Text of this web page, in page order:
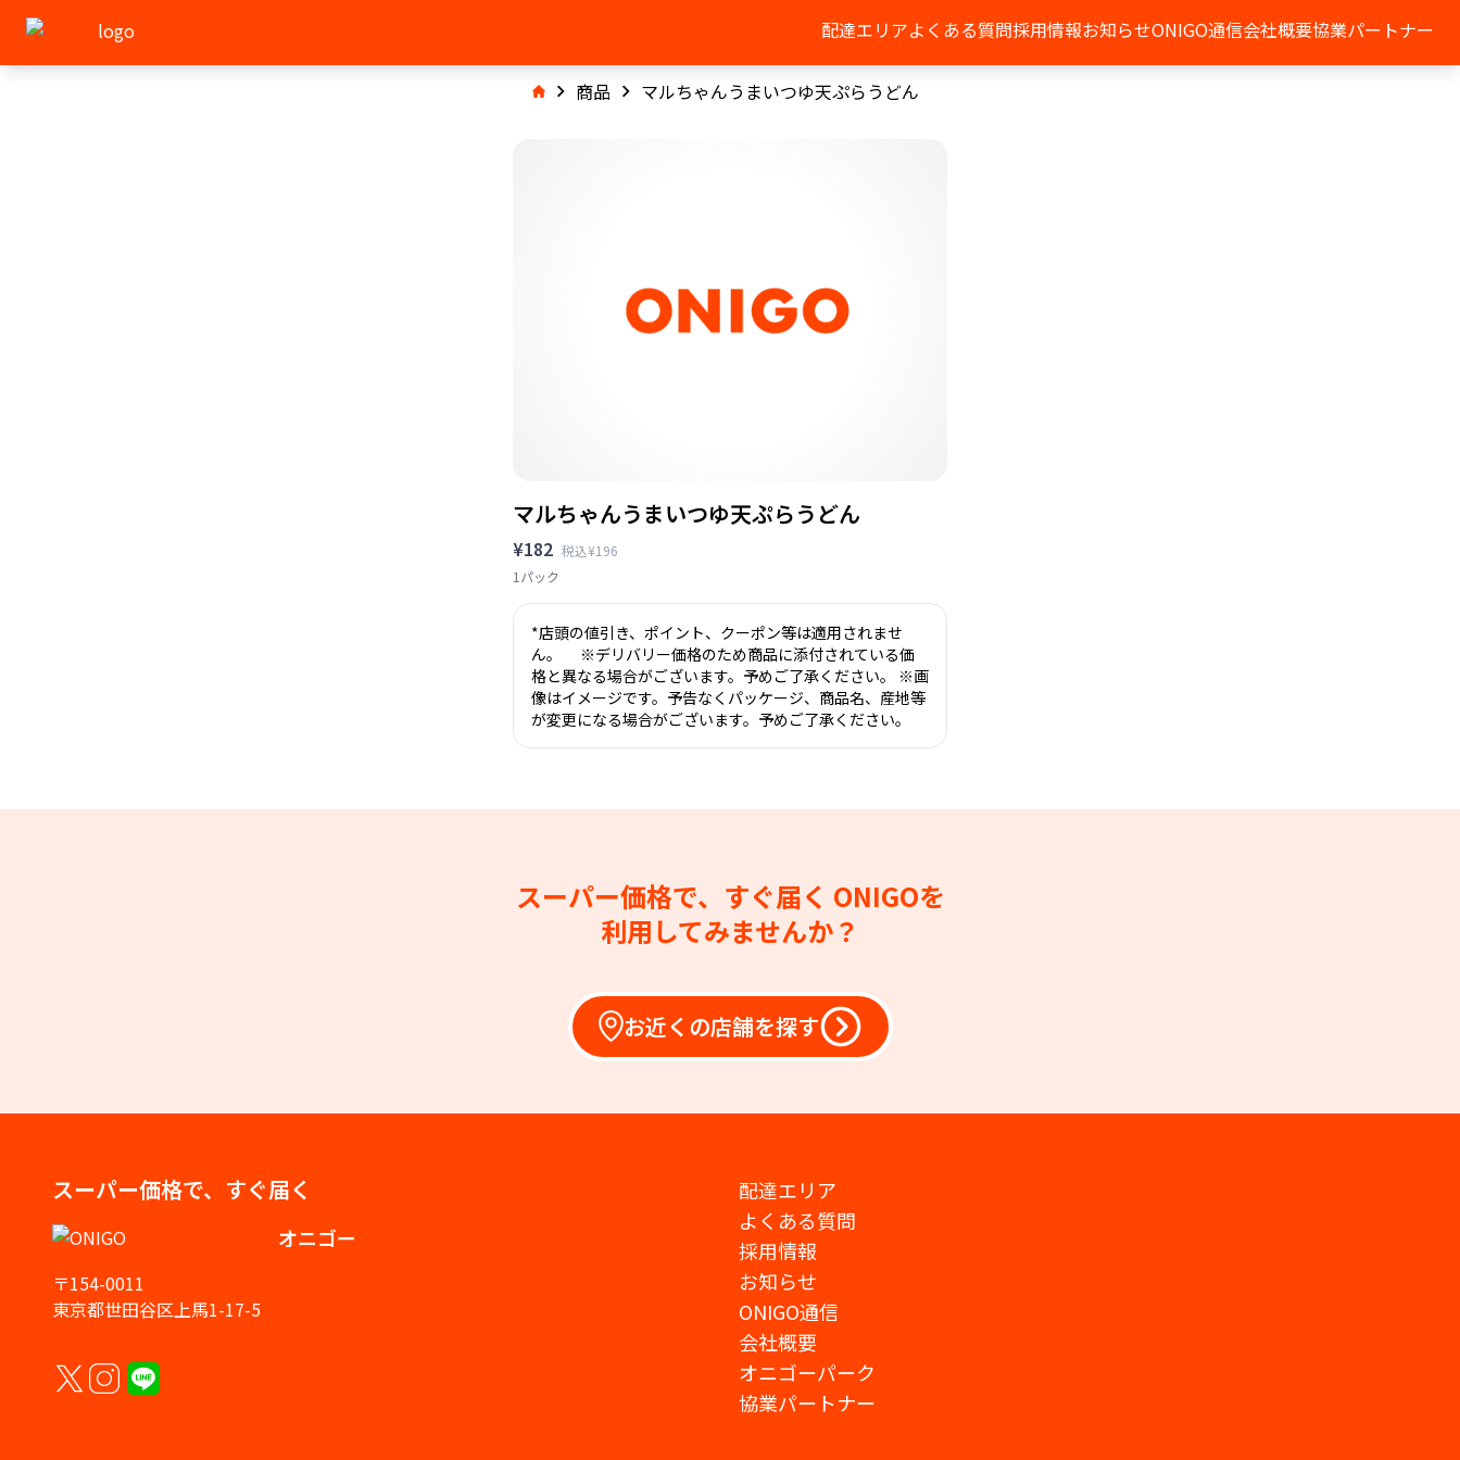
配達エリアよくある質問採用情報お知らせONIGO通信会社概要協業パートナー
商品 マルちゃんうまいつゆ天ぷらうどん
マルちゃんうまいつゆ天ぷらうどん
¥182 税込¥196
1パック
*店頭の値引き、ポイント、クーポン等は適用されませ
ん。 ※デリバリー価格のため商品に添付されている価
格と異なる場合がございます。予めご了承ください。 ※画
像はイメージです。予告なくパッケージ、商品名、産地等
が変更になる場合がございます。予めご了承ください。
スーパー価格で、すぐ届く ONIGOを
利用してみませんか？
お近くの店舗を探す
スーパー価格で、すぐ届く
オニゴー
〒154-0011
東京都世田谷区上馬1-17-5
配達エリア
よくある質問
採用情報
お知らせ
ONIGO通信
会社概要
オニゴーパーク
協業パートナー